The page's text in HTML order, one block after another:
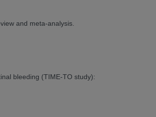
and meta-analysis.
bleeding (TIME-TO study):